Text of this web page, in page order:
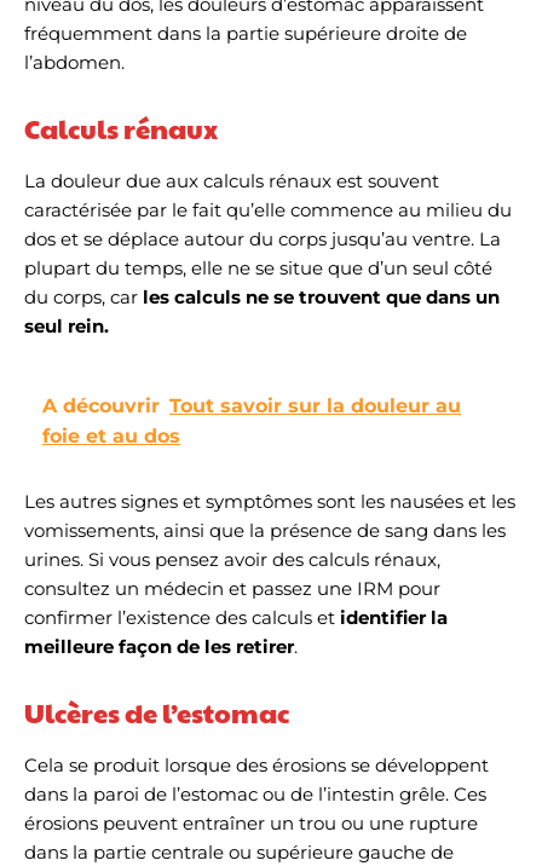
fréquemment dans la partie supérieure droite de
l’abdomen.
Calculs rénaux
La douleur due aux calculs rénaux est souvent
caractérisée par le fait qu’elle commence au milieu du
dos et se déplace autour du corps jusqu’au ventre. La
plupart du temps, elle ne se situe que d’un seul côté
du corps, car les calculs ne se trouvent que dans un
seul rein.
A découvrir Tout savoir sur la douleur au
foie et au dos
Les autres signes et symptômes sont les nausées et les
vomissements, ainsi que la présence de sang dans les
urines. Si vous pensez avoir des calculs rénaux,
consultez un médecin et passez une IRM pour
confirmer l’existence des calculs et identifier la
meilleure façon de les retirer.
Ulcères de l’estomac
Cela se produit lorsque des érosions se développent
dans la paroi de l’estomac ou de l’intestin grêle. Ces
érosions peuvent entraîner un trou ou une rupture
dans la partie centrale ou supérieure gauche de